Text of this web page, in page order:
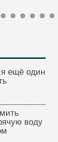
ещё один
воду